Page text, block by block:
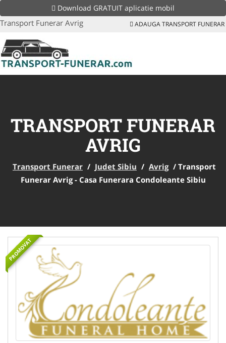
Download GRATUIT aplicatie mobil
Transport Funerar Avrig ADAUGA TRANSPORT FUNERAR
TRANSPORT FUNERAR
AVRIG
Transport Funerar / Judet Sibiu / Avrig / Transport
Funerar Avrig - Casa Funerara Condoleante Sibiu
PROMOVAT